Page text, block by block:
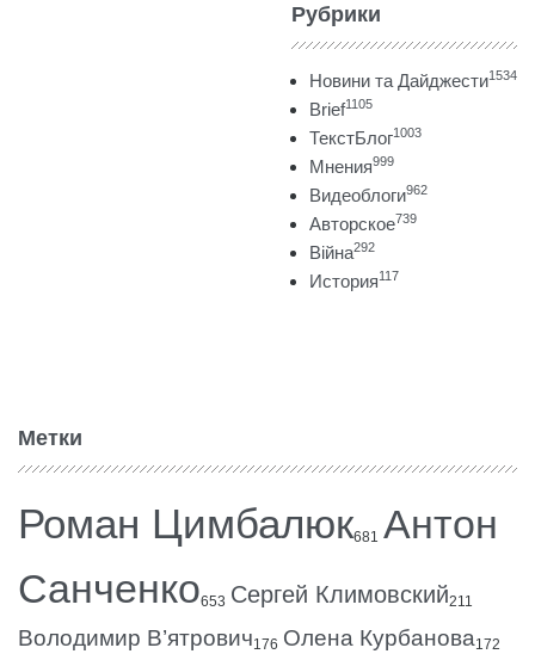
Рубрики
Новини та Дайджести1534
Brief1105
ТекстБлог1003
Мнения999
Видеоблоги962
Авторское739
Війна292
История117
Метки
Роман Цимбалюк681 Антон
Санченко653 Сергей Климовский211
Володимир В’ятрович176 Олена Курбанова172